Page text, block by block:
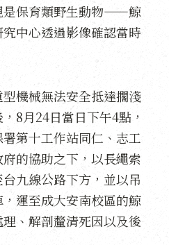
是保育類野生動物——鯨
中心透過影像確認當時
機械無法安全抵達擱淺
8月24日當日下午4點，
第十工作站同仁、志工
的協助之下，以長繩索
九線公路下方，並以吊
運至成大安南校區的鯨
、解剖釐清死因以及後